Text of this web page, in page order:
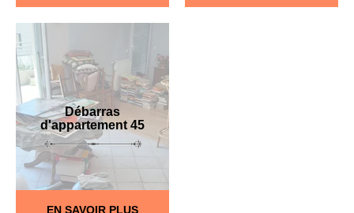
Débarras
d'appartement 45
EN SAVOIR PLUS